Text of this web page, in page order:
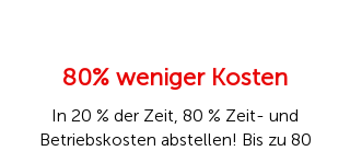
80% weniger Kosten
In 20 % der Zeit, 80 % Zeit- und
Betriebskosten abstellen! Bis zu 80